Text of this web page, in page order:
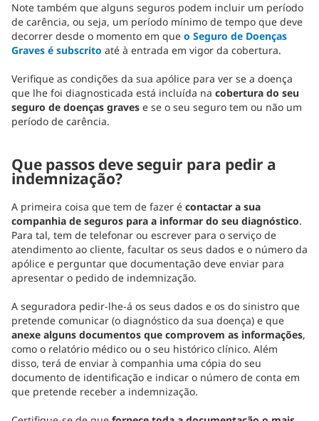
Note também que alguns seguros podem incluir um período
de carência, ou seja, um período mínimo de tempo que deve
decorrer desde o momento em que o Seguro de Doenças
Graves é subscrito até à entrada em vigor da cobertura.
Verifique as condições da sua apólice para ver se a doença
que lhe foi diagnosticada está incluída na cobertura do seu
seguro de doenças graves e se o seu seguro tem ou não um
período de carência.
Que passos deve seguir para pedir a
indemnização?
A primeira coisa que tem de fazer é contactar a sua
companhia de seguros para a informar do seu diagnóstico.
Para tal, tem de telefonar ou escrever para o serviço de
atendimento ao cliente, facultar os seus dados e o número da
apólice e perguntar que documentação deve enviar para
apresentar o pedido de indemnização.
A seguradora pedir-lhe-á os seus dados e os do sinistro que
pretende comunicar (o diagnóstico da sua doença) e que
anexe alguns documentos que comprovem as informações,
como o relatório médico ou o seu histórico clínico. Além
disso, terá de enviar à companhia uma cópia do seu
documento de identificação e indicar o número de conta em
que pretende receber a indemnização.